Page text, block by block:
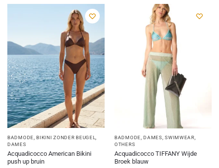
BADMODE ,BIKINI ZONDER BEUGEL
DAMES
Acquadicocco American Bikini
push up bruin
BADMODE ,DAMES ,SWIMWEAR,
OTHERS
Acquadicocco TIFFANY Wijde
Broek blauw